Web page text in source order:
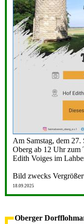
Am Samstag, dem 27.
Oberg ab 12 Uhr zum
Edith Voiges im
Bild zwecks
18.09.2025
Oberger